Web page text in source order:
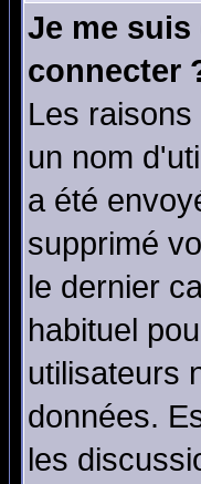
Je me
connecter
Les
un nom
a été
supprimé
le dernier
habituel
utilisateurs
données.
les